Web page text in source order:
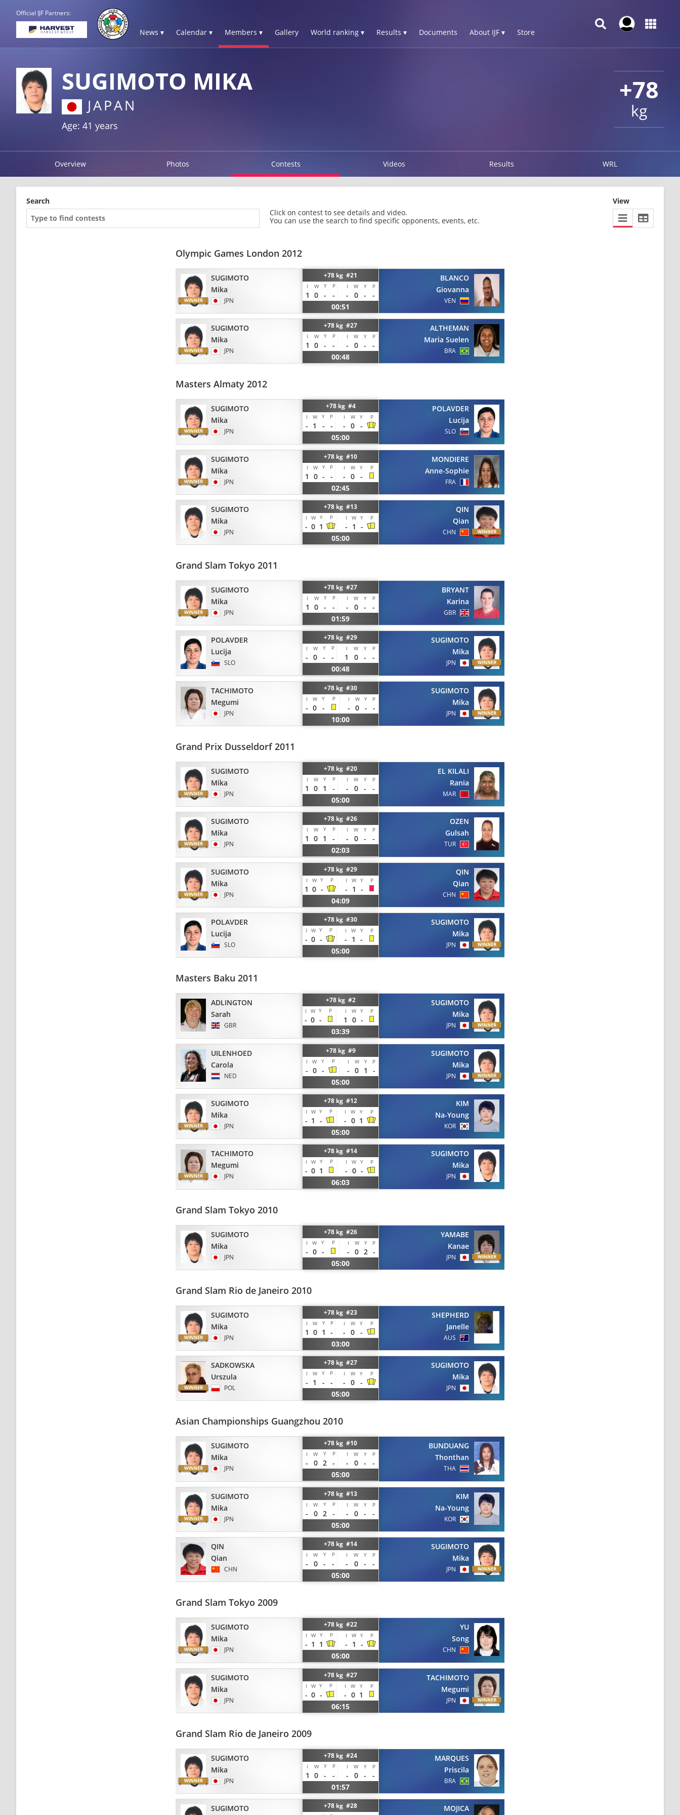
Official IJF Partners:
News ▾ Calendar ▾ Members ▾ Gallery World ranking ▾ Results ▾ Documents About IJF ▾ Store
+78
kg
SUGIMOTO MIKA
JAPAN
Age: 41 years
Overview Photos Contests Videos Results WRL
Search
Click on contest to see details and video.
You can use the search to find specific opponents, events, etc.
View
Olympic Games London 2012
SUGIMOTO
Mika
JPN
+78 kg #21
I W Y P I W Y P
1 0 - - - 0 -
-
00:51
BLANCO
Giovanna
VEN
SUGIMOTO
Mika
JPN
+78 kg #27
I W Y P I W Y P
1 0 - - - 0 -
-
00:48
ALTHEMAN
Maria Suelen
BRA
Masters Almaty 2012
SUGIMOTO
Mika
JPN
+78 kg #4
I W Y P I W Y P
- 1 - - - 0 -
05:00
POLAVDER
Lucija
SLO
SUGIMOTO
Mika
JPN
+78 kg #10
I W Y P I W Y P
1 0 - - - 0 -
02:45
MONDIERE
Anne-Sophie
FRA
SUGIMOTO
Mika
JPN
+78 kg #13
I W Y P I W Y P
- 0 1 - 1 -
05:00
QIN
Qian
CHN
Grand Slam Tokyo 2011
SUGIMOTO
Mika
JPN
+78 kg #27
I W Y P I W Y P
1 0 - - - 0 -
-
01:59
BRYANT
Karina
GBR
POLAVDER
Lucija
SLO
+78 kg #29
I W Y P I W Y P
- 0 - - 1 0 -
-
00:48
SUGIMOTO
Mika
JPN
TACHIMOTO
Megumi
JPN
+78 kg #30
I W Y P I W Y P
- 0 - - 0 -
-
10:00
SUGIMOTO
Mika
JPN
Grand Prix Dusseldorf 2011
SUGIMOTO
Mika
JPN
+78 kg #20
I W Y P I W Y P
1 0 1 - - 0 -
-
05:00
EL KILALI
Rania
MAR
SUGIMOTO
Mika
JPN
+78 kg #26
I W Y P I W Y P
1 0 1 - - 0 -
-
02:03
OZEN
Gulsah
TUR
SUGIMOTO
Mika
JPN
+78 kg #29
I W Y P I W Y P
1 0 - - 1 -
04:09
QIN
Qian
CHN
POLAVDER
Lucija
SLO
+78 kg #30
I W Y P I W Y P
- 0 - - 1 -
05:00
SUGIMOTO
Mika
JPN
Masters Baku 2011
ADLINGTON
Sarah
GBR
+78 kg #2
I W Y P I W Y P
- 0 - 1 0 -
03:39
SUGIMOTO
Mika
JPN
UILENHOED
Carola
NED
+78 kg #9
I W Y P I W Y P
- 0 - - 0 1
-
05:00
SUGIMOTO
Mika
JPN
SUGIMOTO
Mika
JPN
+78 kg #12
I W Y P I W Y P
- 1 - - 0 1
05:00
KIM
Na-Young
KOR
TACHIMOTO
Megumi
JPN
+78 kg #14
I W Y P I W Y P
- 0 1 - 0 -
06:03
SUGIMOTO
Mika
JPN
Grand Slam Tokyo 2010
SUGIMOTO
Mika
JPN
+78 kg #26
I W Y P I W Y P
- 0 - - 0 2 -
05:00
YAMABE
Kanae
JPN
Grand Slam Rio de Janeiro 2010
SUGIMOTO
Mika
JPN
+78 kg #23
I W Y P I W Y P
1 0 1 - - 0 -
03:00
SHEPHERD
Janelle
AUS
SADKOWSKA
Urszula
POL
+78 kg #27
I W Y P I W Y P
- 1 - - - 0 -
05:00
SUGIMOTO
Mika
JPN
Asian Championships Guangzhou 2010
SUGIMOTO
Mika
JPN
+78 kg #10
I W Y P I W Y P
- 0 2 - - 0 -
-
05:00
BUNDUANG
Thonthan
THA
SUGIMOTO
Mika
JPN
+78 kg #13
I W Y P I W Y P
- 0 2 - - 0 -
-
05:00
KIM
Na-Young
KOR
QIN
Qian
CHN
+78 kg #14
I W Y P I W Y P
- 0 - - - 0 -
-
05:00
SUGIMOTO
Mika
JPN
Grand Slam Tokyo 2009
SUGIMOTO
Mika
JPN
+78 kg #22
I W Y P I W Y P
- 1 1 - 1 -
05:00
YU
Song
CHN
SUGIMOTO
Mika
JPN
+78 kg #27
I W Y P I W Y P
- 0 - - 0 1
06:15
TACHIMOTO
Megumi
JPN
Grand Slam Rio de Janeiro 2009
SUGIMOTO
Mika
JPN
+78 kg #24
I W Y P I W Y P
1 0 - - - 0 -
-
01:57
MARQUES
Priscila
BRA
SUGIMOTO +78 kg #28 MOJICA